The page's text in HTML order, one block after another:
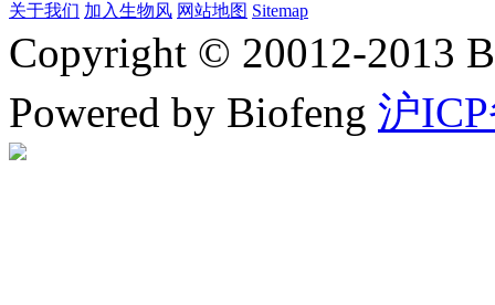
关于我们 加入生物风 网站地图 Sitemap
Copyright © 20012-2013
Powered by Biofeng 沪